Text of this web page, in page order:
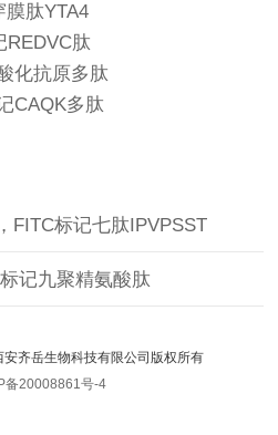
膜肽YTA4
REDVC肽
化抗原多肽
CAQK多肽
FITC标记七肽IPVPSST
记九聚精氨酸肽
齐岳生物科技有限公司版权所有
备20008861号-4